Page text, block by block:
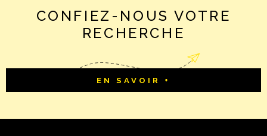
CONFIEZ-NOUS VOTRE
RECHERCHE
EN SAVOIR +